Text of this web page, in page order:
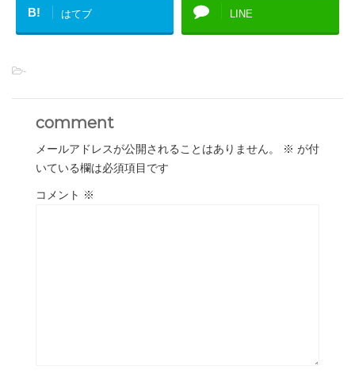
B! はてブ LINE
-
comment
メールアドレスが公開されることはありません。 ※ が付
いている欄は必須項目です
コメント ※